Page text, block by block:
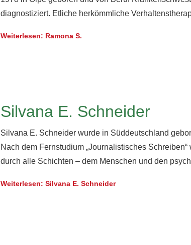
diagnostiziert. Etliche herkömmliche
Weiterlesen: Ramona S.
Silvana E. Schneider
Silvana E. Schneider wurde in Süddeutschland
Nach dem Fernstudium „Journalistisches
durch alle Schichten – dem Menschen und den
Weiterlesen: Silvana E. Schneider